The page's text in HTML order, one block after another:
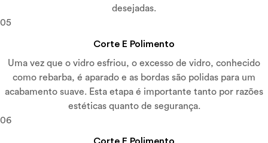
desejadas.
05
Corte E Polimento
Uma vez que o vidro esfriou, o excesso de vidro, conhecido
como rebarba, é aparado e as bordas são polidas para um
acabamento suave. Esta etapa é importante tanto por razões
estéticas quanto de segurança.
06